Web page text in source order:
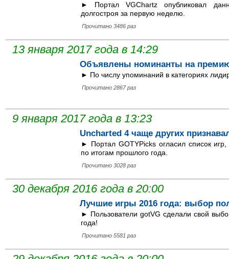
► Портал VGChartz опубликовал
долгостроя за первую неделю.
Прочитано 3486 раз
13 января 2017 года в 14:29
Объявлены номинанты на
► По числу упоминаний в категориях
Прочитано 2867 раз
9 января 2017 года в 13:23
Uncharted 4 чаще других
► Портал GOTYPicks огласил список
по итогам прошлого года.
Прочитано 3028 раз
30 декабря 2016 года в 20:00
Лучшие игры 2016 года: выбор
► Пользователи gotVG сделали свой
года!
Прочитано 5581 раз